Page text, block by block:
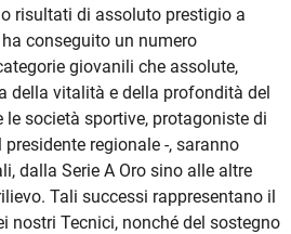
risultati di assoluto prestigio a
conseguito un numero
giovanili che assolute,
della vitalità e della profondità del
società sportive, protagoniste di
regionale -, saranno
dalla Serie A Oro sino alle altre
Tali successi rappresentano il
nostri Tecnici, nonché del sostegno